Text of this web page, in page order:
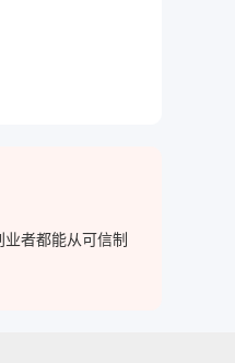
者都能从可信制